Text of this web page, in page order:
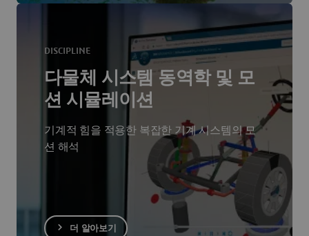
DISCIPLINE
다물체 시스템 동역학 및 모
션 시뮬레이션
기계적 힘을 적용한 복잡한 기계 시스템의 모
션 해석
더 알아보기